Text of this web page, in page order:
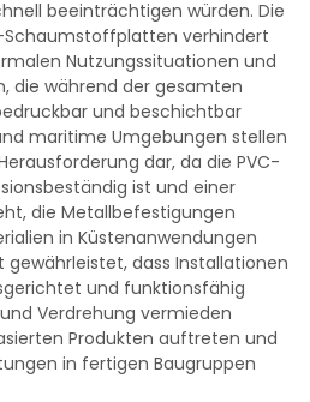
beeinträchtigen würden. Die
Schaumstoffplatten verhindert
Nutzungssituationen und
die während der gesamten
und beschichtbar
maritime Umgebungen stellen
dar, da die PVC-
ist und einer
die Metallbefestigungen
in Küstenanwendungen
dass Installationen
und funktionsfähig
Verdrehung vermieden
Produkten auftreten und
in fertigen Baugruppen